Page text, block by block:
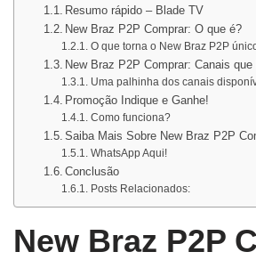
Resumo rápido – Blade TV
New Braz P2P Comprar: O que é?
O que torna o New Braz P2P
New Braz P2P Comprar: Canais
Uma palhinha dos canais
Promoção Indique e Ganhe!
Como funciona?
Saiba Mais Sobre New Braz P2P
WhatsApp Aqui!
Conclusão
Posts Relacionados:
New Braz P2P